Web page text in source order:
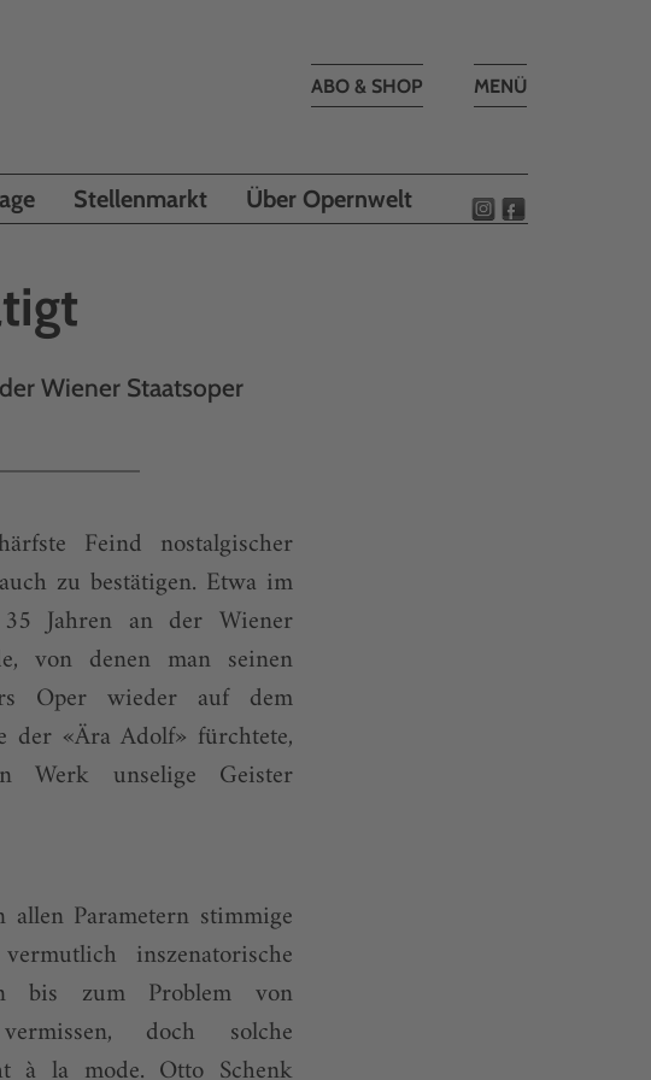
Toggle
MENÜ
ABO & SHOP
Stellenmarkt Über Opernwelt
Wiener Staatsoper
Feind nostalgischer
zu bestätigen. Etwa im
Jahren an der Wiener
von denen man seinen
Oper wieder auf dem
der «Ära Adolf» fürchtete,
Werk unselige Geister
Parametern stimmige
inszenatorische
bis zum Problem von
doch solche
à la mode. Otto Schenk